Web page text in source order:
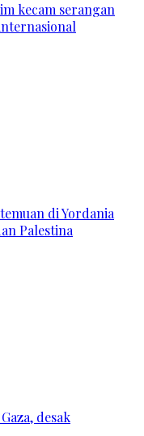
kecam serangan
di Yordania
Palestina
desak